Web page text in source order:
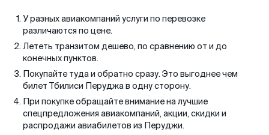
У разных авиакомпаний услуги по перевозке
различаются по цене.
Лететь транзитом дешево, по сравнению от и до
конечных пунктов.
Покупайте туда и обратно сразу. Это выгоднее чем
билет Тбилиси Перуджа в одну сторону.
При покупке обращайте внимание на лучшие
спецпредложения авиакомпаний, акции, скидки и
распродажи авиабилетов из Перуджи.